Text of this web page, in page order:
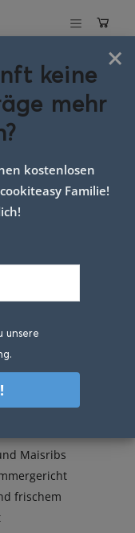
Maisribs
frischem
×
keine
mehr
kostenlosen
Familie!
unsere